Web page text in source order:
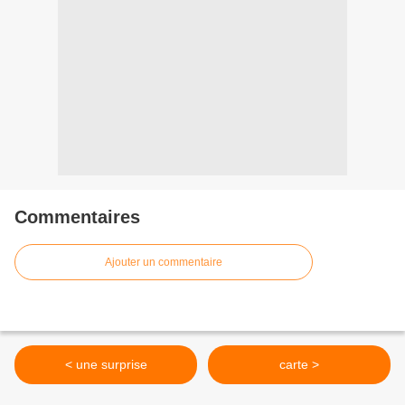
Commentaires
Ajouter un commentaire
< une surprise carte >